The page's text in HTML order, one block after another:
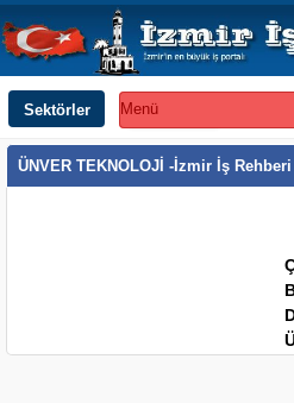
Sektörler Menü
ÜNVER TEKNOLOJİ -İzmir İş Rehberi